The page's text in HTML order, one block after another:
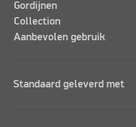
Gordijnen
Collection
Aanbevolen gebruik
Standaard geleverd met